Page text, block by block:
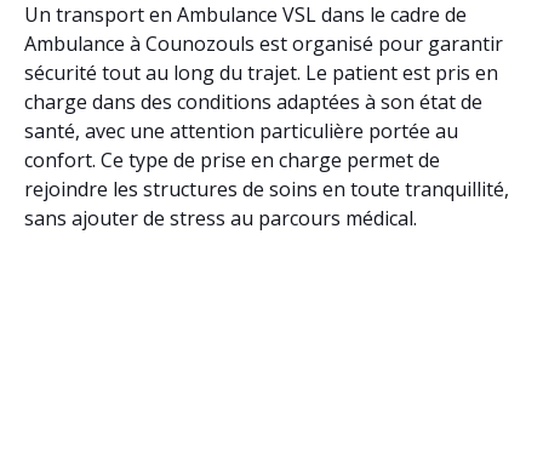
Un transport en Ambulance VSL dans le cadre de
Ambulance à Counozouls est organisé pour garantir
sécurité tout au long du trajet. Le patient est pris en
charge dans des conditions adaptées à son état de
santé, avec une attention particulière portée au
confort. Ce type de prise en charge permet de
rejoindre les structures de soins en toute tranquillité,
sans ajouter de stress au parcours médical.